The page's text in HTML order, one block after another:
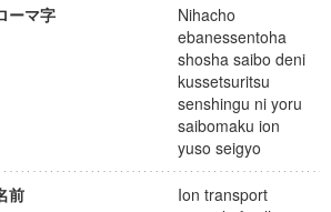
ーマ字
Nihacho
ebanessentoha
shosha saibo deni
kussetsuritsu
senshingu ni yoru
saibomaku ion
yuso seigyo
前
Ion transport